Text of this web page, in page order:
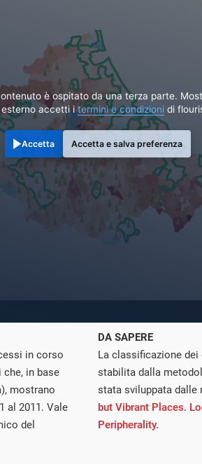
è ospitato da una terza parte.
accetti itermini e condizioni di
Accetta Accetta e salva preferenza
in corso
in base
mostrano
al 2011. Vale
del
DA SAPERE
La classificazione
stabilita dalla
stata sviluppata dalle
but Vibrant Places.
Peripherality.